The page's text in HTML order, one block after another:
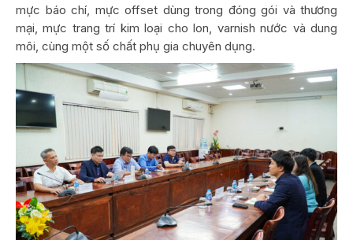
mực báo chí, mực offset dùng trong đóng gói và thương
mại, mực trang trí kim loại cho lon, varnish nước và dung
môi, cùng một số chất phụ gia chuyên dụng.